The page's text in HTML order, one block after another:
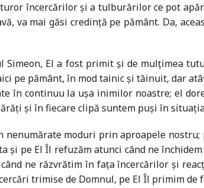
încercărilor și a tulburărilor ce pot
va mai găsi credință pe pământ. Da,
El a fost primit și de mulțimea
pe pământ, în mod tainic și tăinuit, dar
în continuu la ușa inimilor noastre; el
și în fiecare clipă suntem puși în
moduri prin aproapele
și pe El Îl refuzăm atunci când ne
ne răzvrătim în fața încercărilor și
trimise de Domnul, pe El Îl primim de